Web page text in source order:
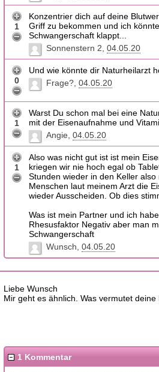
1
Konzentrier dich auf deine
Griff zu bekommen und ich
Schwangerschaft klappt...
Sonnenstern 2 04.05.20
0
Und wie könnte dir Naturheilarzt
Frage? 04.05.20
1
Warst Du schon mal bei eine
mit der Eisenaufnahme und
Angie 04.05.20
1
Also was nicht gut ist ist mein
kriegen wir nie hoch egal ob
Stunden wieder in den Keller
Menschen laut meinem Arzt die
wieder Ausscheiden. Ob dies
Was ist mein Partner und ich
Rhesusfaktor Negativ aber man
Schwangerschaft
Wunsch 04.05.20
Liebe Wunsch
Mir geht es ähnlich. Was vermutet
1 Kommentar